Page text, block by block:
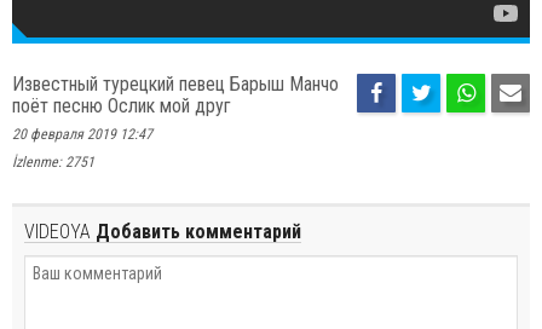
Известный турецкий певец Барыш Манчо
поёт песню Ослик мой друг
20 февраля 2019 12:47
İzlenme: 2751
VIDEOYA Добавить комментарий